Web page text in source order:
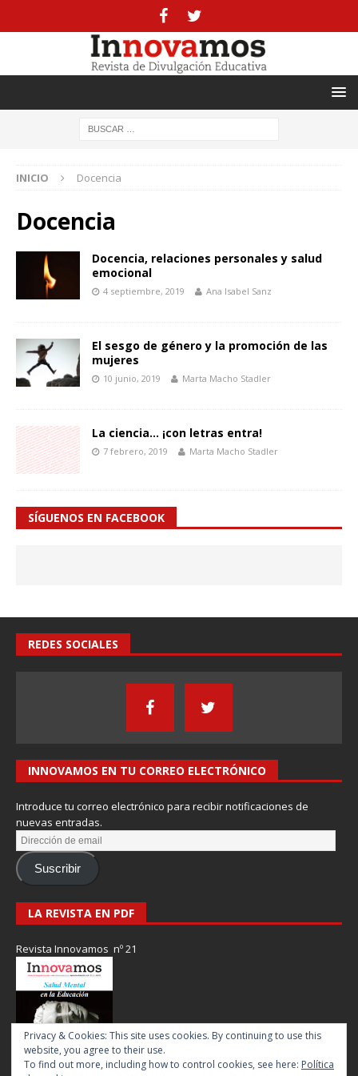
INICIO Docencia
Docencia
Docencia, relaciones personales y salud
emocional
4 septiembre, 2019 Ana Isabel Sanz
El sesgo de género y la promoción de las
mujeres
10 junio, 2019 Marta Macho Stadler
La ciencia… ¡con letras entra!
7 febrero, 2019 Marta Macho Stadler
SÍGUENOS EN FACEBOOK
REDES SOCIALES
INNOVAMOS EN TU CORREO ELECTRÓNICO
Introduce tu correo electrónico para recibir notificaciones de
nuevas entradas.
Suscribir
LA REVISTA EN PDF
Revista Innovamos nº 21
Privacy & Cookies: This site uses cookies. By continuing to use this
website, you agree to their use.
To find out more, including how to control cookies, see here: Política